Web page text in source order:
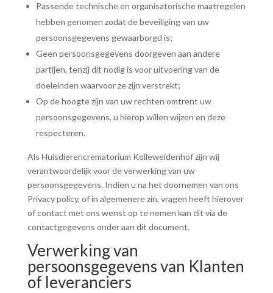
Passende technische en organisatorische maatregelen
hebben genomen zodat de beveiliging van uw
persoonsgegevens gewaarborgd is;
Geen persoonsgegevens doorgeven aan andere
partijen, tenzij dit nodig is voor uitvoering van de
doeleinden waarvoor ze zijn verstrekt;
Op de hoogte zijn van uw rechten omtrent uw
persoonsgegevens, u hierop willen wijzen en deze
respecteren.
Als Huisdierencrematorium Kolleweidenhof zijn wij
verantwoordelijk voor de verwerking van uw
persoonsgegevens. Indien u na het doornemen van ons
Privacy policy, of in algemenere zin, vragen heeft hierover
of contact met ons wenst op te nemen kan dit via de
contactgegevens onder aan dit document.
Verwerking van
persoonsgegevens van Klanten
of leveranciers